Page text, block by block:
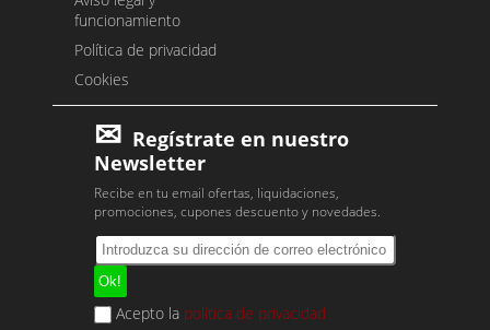
funcionamiento
Política de privacidad
Cookies
Regístrate en nuestro
Newsletter
Recibe en tu email ofertas, liquidaciones,
promociones, cupones descuento y novedades.
Acepto la política de privacidad